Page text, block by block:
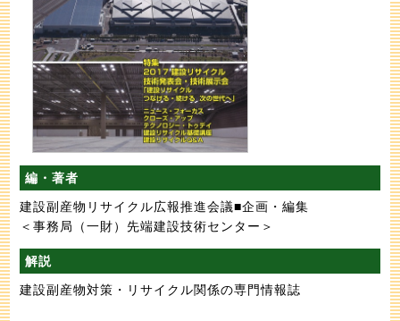
編・著者
建設副産物リサイクル広報推進会議■企画・編集
＜事務局（一財）先端建設技術センター＞
解説
建設副産物対策・リサイクル関係の専門情報誌